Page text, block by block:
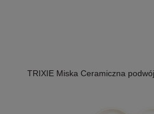
TRIXIE Miska Ceramiczna